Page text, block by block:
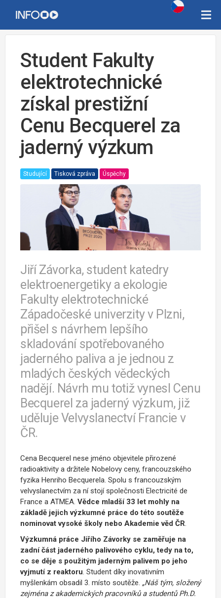
Student Fakulty
elektrotechnické
získal prestižní
Cenu Becquerel za
jaderný výzkum
Studující Tisková zpráva Úspěchy
Jiří Závorka, student katedry
elektroenergetiky a ekologie
Fakulty elektrotechnické
Západočeské univerzity v Plzni,
přišel s návrhem lepšího
skladování spotřebovaného
jaderného paliva a je jednou z
mladých českých vědeckých
nadějí. Návrh mu totiž vynesl Cenu
Becquerel za jaderný výzkum, již
uděluje Velvyslanectví Francie v
ČR.
Cena Becquerel nese jméno objevitele přirozené
radioaktivity a držitele Nobelovy ceny, francouzského
fyzika Henriho Becquerela. Spolu s francouzským
velvyslanectvím za ní stojí společnosti Electricité de
France a ATMEA. Vědce mladší 33 let mohly na
základě jejich výzkumné práce do této soutěže
nominovat vysoké školy nebo Akademie věd ČR.
Výzkumná práce Jiřího Závorky se zaměřuje na
zadní část jaderného palivového cyklu, tedy na to,
co se děje s použitým jaderným palivem po jeho
vyjmutí z reaktoru. Student díky inovativním
myšlenkám obsadil 3. místo soutěže. „Náš tým, složený
zejména z akademických pracovníků a studentů Ph.D.